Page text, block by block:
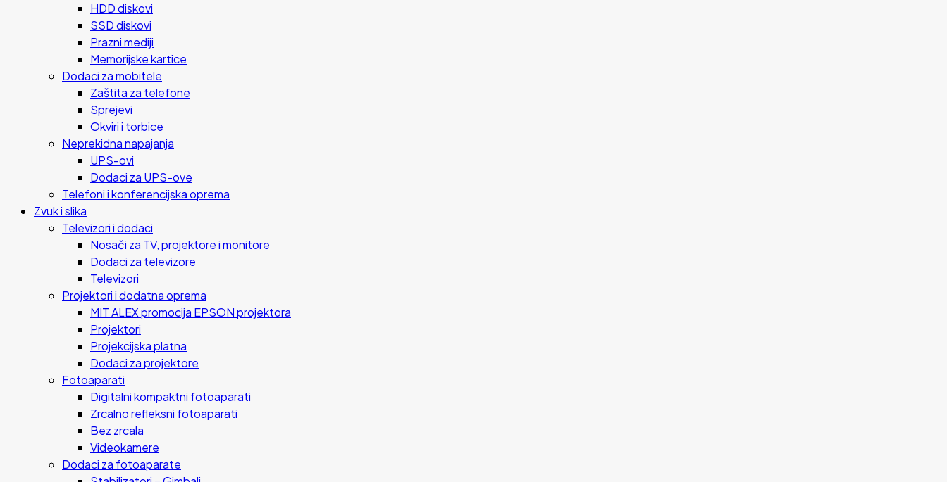
HDD diskovi
SSD diskovi
Prazni mediji
Memorijske kartice
Dodaci za mobitele
Zaštita za telefone
Sprejevi
Okviri i torbice
Neprekidna napajanja
UPS-ovi
Dodaci za UPS-ove
Telefoni i konferencijska oprema
Zvuk i slika
Televizori i dodaci
Nosači za TV, projektore i monitore
Dodaci za televizore
Televizori
Projektori i dodatna oprema
MIT ALEX promocija EPSON projektora
Projektori
Projekcijska platna
Dodaci za projektore
Fotoaparati
Digitalni kompaktni fotoaparati
Zrcalno refleksni fotoaparati
Bez zrcala
Videokamere
Dodaci za fotoaparate